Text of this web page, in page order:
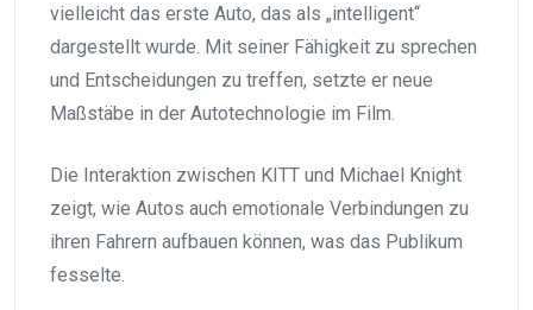
vielleicht das erste Auto, das als „intelligent“
dargestellt wurde. Mit seiner Fähigkeit zu sprechen
und Entscheidungen zu treffen, setzte er neue
Maßstäbe in der Autotechnologie im Film.
Die Interaktion zwischen KITT und Michael Knight
zeigt, wie Autos auch emotionale Verbindungen zu
ihren Fahrern aufbauen können, was das Publikum
fesselte.